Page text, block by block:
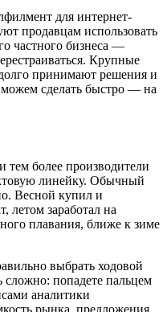
для интернет-
продавцам использовать
частного бизнеса —
Крупные
принимают решения и
сделать быстро — на
более производители
линейку. Обычный
Весной купил и
летом заработал на
плавания, ближе к зиме
выбрать ходовой
сложно: попадете пальцем
аналитики